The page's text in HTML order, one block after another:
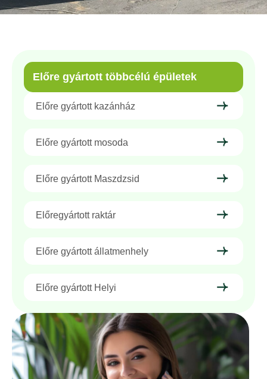
Előre gyártott többcélú épületek
Előre gyártott kazánház
Előre gyártott mosoda
Előre gyártott Maszdzsid
Előregyártott raktár
Előre gyártott állatmenhely
Előre gyártott Helyi